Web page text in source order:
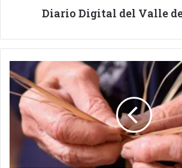
Diario Digital del Valle
FORMATIVO
EN
ARTESANÍA.